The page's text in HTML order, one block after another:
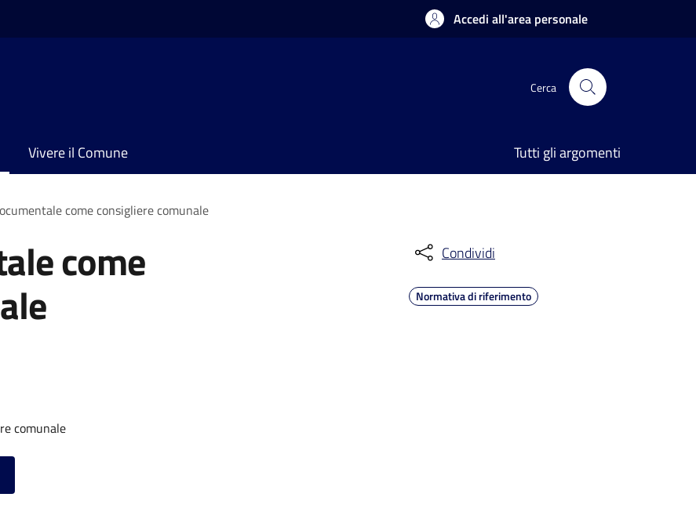
Accedi all'area personale
Cerca
Vivere il Comune Tutti gli argomenti
come consigliere comunale
come
comunale
Condividi
Normativa di riferimento